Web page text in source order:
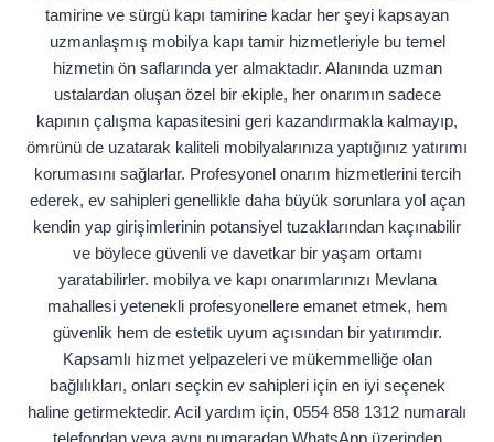
tamirine ve sürgü kapı tamirine kadar her şeyi kapsayan
uzmanlaşmış mobilya kapı tamir hizmetleriyle bu temel
hizmetin ön saflarında yer almaktadır. Alanında uzman
ustalardan oluşan özel bir ekiple, her onarımın sadece
kapının çalışma kapasitesini geri kazandırmakla kalmayıp,
ömrünü de uzatarak kaliteli mobilyalarınıza yaptığınız yatırımı
korumasını sağlarlar. Profesyonel onarım hizmetlerini tercih
ederek, ev sahipleri genellikle daha büyük sorunlara yol açan
kendin yap girişimlerinin potansiyel tuzaklarından kaçınabilir
ve böylece güvenli ve davetkar bir yaşam ortamı
yaratabilirler. mobilya ve kapı onarımlarınızı Mevlana
mahallesi yetenekli profesyonellere emanet etmek, hem
güvenlik hem de estetik uyum açısından bir yatırımdır.
Kapsamlı hizmet yelpazeleri ve mükemmelliğe olan
bağlılıkları, onları seçkin ev sahipleri için en iyi seçenek
haline getirmektedir. Acil yardım için, 0554 858 1312 numaralı